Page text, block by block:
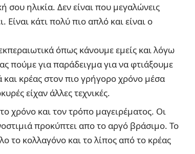
σου ηλικία. Δεν είναι που μεγαλώνεις
Είναι κάτι πολύ πιο απλό και είναι ο
όπως κάνουμε εμείς και λόγω
πούμε για παράδειγμα για να φτιάξουμε
κρέας στον πιο γρήγορο χρόνο μέσα
είχαν άλλες τεχνικές.
χρόνο και τον τρόπο μαγειρέματος. Οι
προκύπτει απο το αργό βράσιμο. Το
το κολλαγόνο και το λίπος από το κρέας